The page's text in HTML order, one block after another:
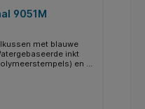
9051M
met blauwe
inkt
en is